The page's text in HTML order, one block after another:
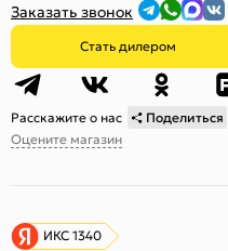
Заказать звонок
Стать дилером
Расскажите о нас
Поделиться
Оцените магазин
ИКС 1340